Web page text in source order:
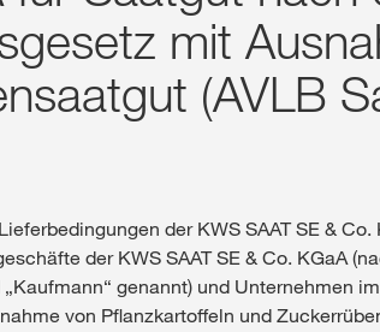
mit
(AVLB
der KWS SAAT SE &
der KWS SAAT SE & Co. KGaA
genannt) und Unternehmen
von Pflanzkartoffeln und